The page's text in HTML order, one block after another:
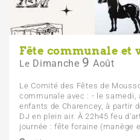
Fête communale et
Le Dimanche 9 Août
Le Comité des Fêtes de
communale avec : - le samedi,
enfants de Charencey, à partir
DJ en plein air. À 22h45 feu
journée : fête foraine (manège